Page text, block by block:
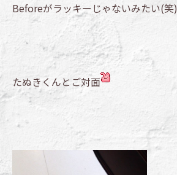
Beforeがラッキーじゃないみたい(笑)
たぬきくんとご対面